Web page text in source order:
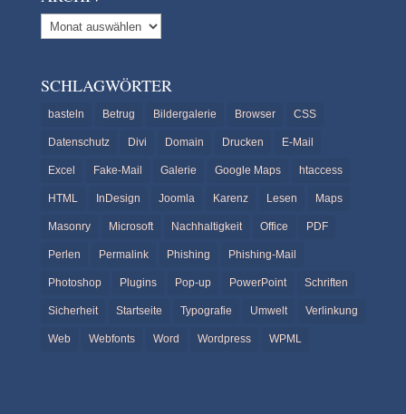
Archiv
SCHLAGWÖRTER
basteln Betrug Bildergalerie Browser CSS
Datenschutz Divi Domain Drucken E-Mail
Excel Fake-Mail Galerie Google Maps htaccess
HTML InDesign Joomla Karenz Lesen Maps
Masonry Microsoft Nachhaltigkeit Office PDF
Perlen Permalink Phishing Phishing-Mail
Photoshop Plugins Pop-up PowerPoint Schriften
Sicherheit Startseite Typografie Umwelt Verlinkung
Web Webfonts Word Wordpress WPML